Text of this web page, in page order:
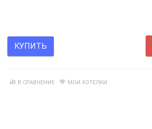
КУПИТЬ
В СРАВНЕНИЕ МОИ ХОТЕЛКИ